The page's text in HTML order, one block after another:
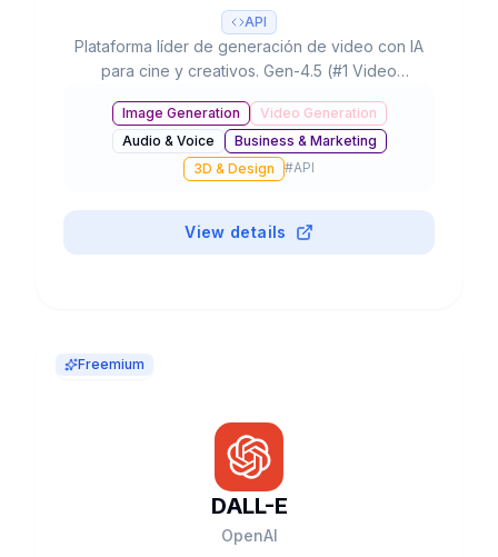
API
Plataforma líder de generación de video con IA
para cine y creativos. Gen-4.5 (#1 Video
300K+ clientes y valoración de $3B+.
Image Generation
Video Generation
Audio & Voice
Business & Marketing
3D & Design
#API
View details
Freemium
DALL-E
OpenAI